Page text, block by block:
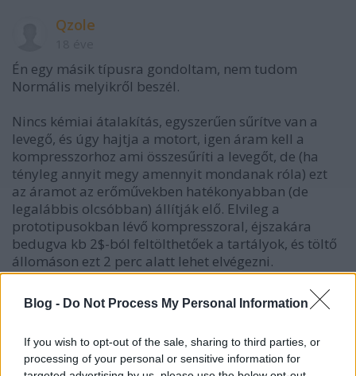
Blog - Do Not Process My Personal Information
If you wish to opt-out of the sale, sharing to third parties, or
processing of your personal or sensitive information for
Qzole
Én egy másik típusra gondoltam, nem tudom
Normális melyikről beszél.
Nincs kémiai átalakítás, egyszerűen sűrítve van a
levegő, és úgy hajtja a motort, igen áram kell a
kompresszorhoz ami összesűríti a levegőt, de (ha
tényleg annyit megy amennyit mondanak róla) ezt
az áramot az erőművekben hatékonyabban (de
legalábbis olcsóbban) állítják elő. Elvileg a
prototipusokban lévő kompresszoral, éjszakára
bedugva kb 2$-ból feltölthetőek a tartályok, és töltő
állomáson ezt 2 perc alatt lehet elvégezni.
(Forrás: National Geografic, jó nem a legjobb, de ez
van :P)
"Azert kornyezetbarat, mert levegobol nagyon sok
van, nem kell felni, hogy elfogy."